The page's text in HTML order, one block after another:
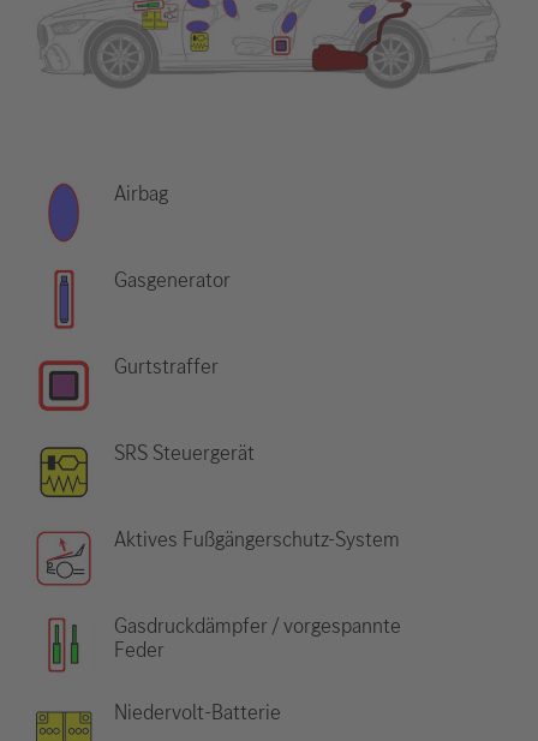
Airbag
Gasgenerator
Gurtstraffer
SRS Steuergerät
Aktives Fußgängerschutz-System
Gasdruckdämpfer / vorgespannte
Feder
Niedervolt-Batterie